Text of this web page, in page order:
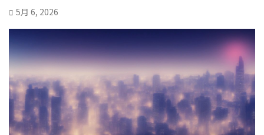
5月 6, 2026